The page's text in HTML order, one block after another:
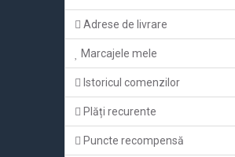
Adrese de livrare
Marcajele mele
Istoricul comenzilor
Plăți recurente
Puncte recompensă